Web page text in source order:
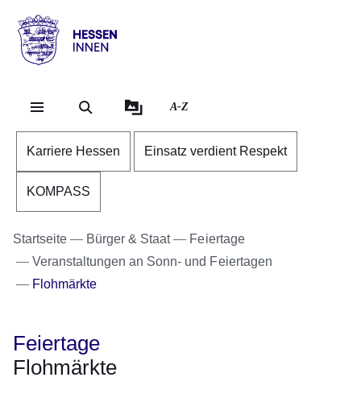
Hessen
Innen
A-Z
Karriere Hessen Einsatz verdient Respekt
KOMPASS
Startseite Bürger & Staat
Feiertage
Veranstaltungen an Sonn- und Feiertagen
Flohmärkte
Feiertage
Flohmärkte